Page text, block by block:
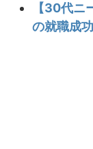
【30代
の就職成